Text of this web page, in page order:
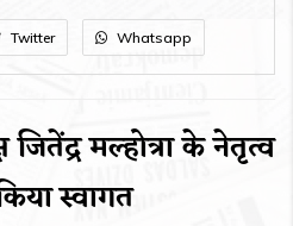
Twitter Whatsapp
मल्होत्रा के नेतृत्व
स्वागत